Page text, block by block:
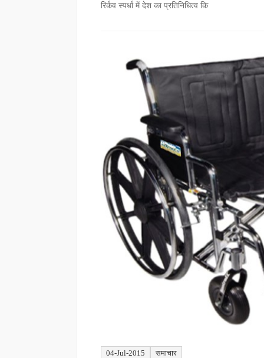
रिर्कव स्पर्धा में देश का प्रतिनिधित्व कि
04-Jul-2015 समाचार